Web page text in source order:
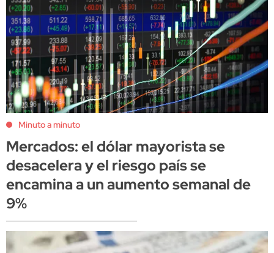
Minuto a minuto
Mercados: el dólar mayorista se
desacelera y el riesgo país se
encamina a un aumento semanal de
9%